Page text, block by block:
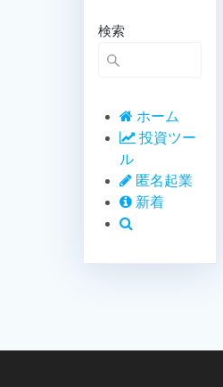
イ
ブ
検索
ホーム
投資ツー
ル
匿名起業
新着